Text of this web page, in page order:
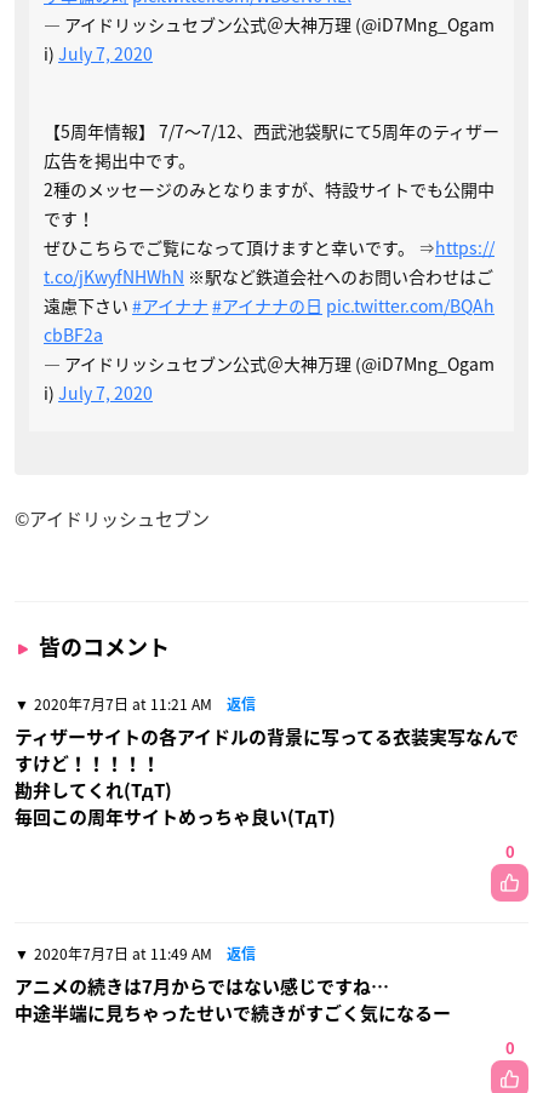
— アイドリッシュセブン公式＠大神万理 (@iD7Mng_Ogam
i) July 7, 2020
【5周年情報】 7/7〜7/12、西武池袋駅にて5周年のティザー
広告を掲出中です。
2種のメッセージのみとなりますが、特設サイトでも公開中
です！
ぜひこちらでご覧になって頂けますと幸いです。 ⇒https://
t.co/jKwyfNHWhN ※駅など鉄道会社へのお問い合わせはご
遠慮下さい #アイナナ #アイナナの日 pic.twitter.com/BQAh
cbBF2a
— アイドリッシュセブン公式＠大神万理 (@iD7Mng_Ogam
i) July 7, 2020
©アイドリッシュセブン
皆のコメント
2020年7月7日 at 11:21 AM 返信
ティザーサイトの各アイドルの背景に写ってる衣装実写なんで
すけど！！！！！
勘弁してくれ(TдT)
毎回この周年サイトめっちゃ良い(TдT)
0
2020年7月7日 at 11:49 AM 返信
アニメの続きは7月からではない感じですね…
中途半端に見ちゃったせいで続きがすごく気になるー
0